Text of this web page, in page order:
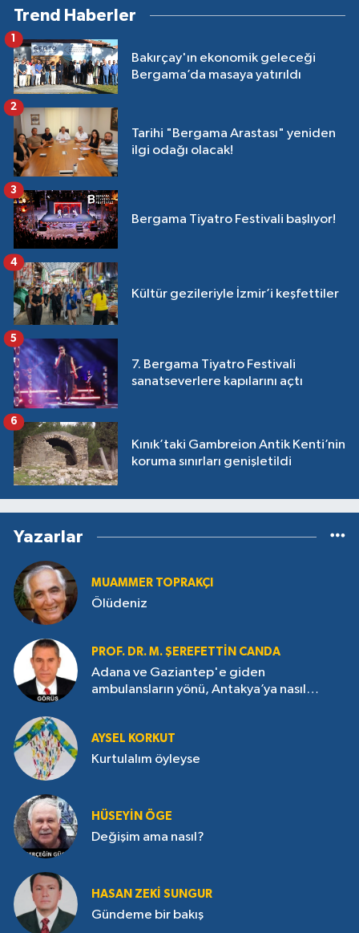
Trend Haberler
Bakırçay'ın ekonomik geleceği
Bergama’da masaya yatırıldı
1
Tarihi "Bergama Arastası" yeniden
ilgi odağı olacak!
2
Bergama Tiyatro Festivali başlıyor!
3
Kültür gezileriyle İzmir’i keşfettiler
4
7. Bergama Tiyatro Festivali
sanatseverlere kapılarını açtı
5
Kınık’taki Gambreion Antik Kenti’nin
koruma sınırları genişletildi
6
Yazarlar
MUAMMER TOPRAKÇI
Ölüdeniz
PROF. DR. M. ŞEREFETTIN CANDA
Adana ve Gaziantep'e giden
ambulansların yönü, Antakya’ya nasıl
AYSEL KORKUT
Kurtulalım öyleyse
HÜSEYIN ÖGE
Değişim ama nasıl?
HASAN ZEKI SUNGUR
Gündeme bir bakış